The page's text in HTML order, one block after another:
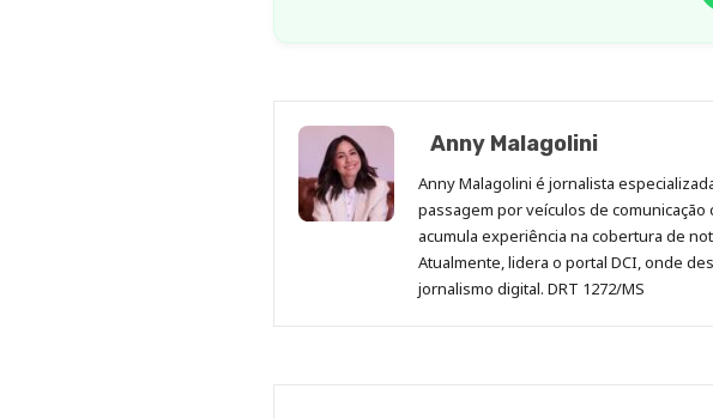
Anny Malagolini
Anny Malagolini é jornalista
passagem por veículos de comunicação
acumula experiência na cobertura de
Atualmente, lidera o portal DCI, onde
jornalismo digital. DRT 1272/MS